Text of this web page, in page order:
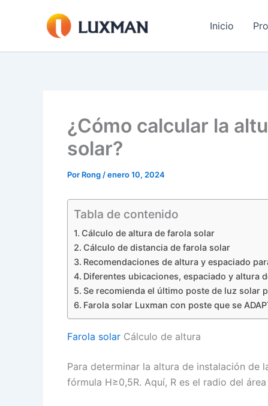
Inicio
¿Cómo calcular la
solar?
Por Rong /enero 10, 2024
Tabla de contenido
Cálculo de altura de farola solar
Cálculo de distancia de farola solar
Recomendaciones de altura y espaciado
Diferentes ubicaciones, espaciado y altura
Se recomienda el último poste de luz solar
Farola solar Luxman con poste que se
Farola solar Cálculo de altura
Para determinar la altura de instalación de
fórmula H≥0,5R. Aquí, R es el radio del